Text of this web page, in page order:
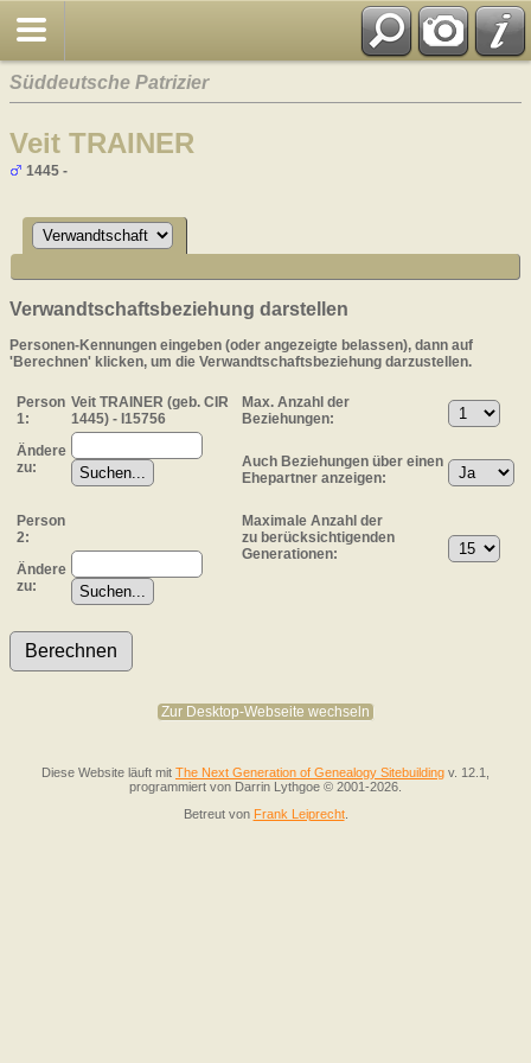
Süddeutsche Patrizier
Veit TRAINER
1445 -
Verwandtschaftsbeziehung darstellen
Personen-Kennungen eingeben (oder angezeigte belassen), dann auf
'Berechnen' klicken, um die Verwandtschaftsbeziehung darzustellen.
Person
1:
Veit TRAINER (geb. CIR
1445) - I15756
Ändere
zu:
Person
2:
Ändere
zu:
Max. Anzahl der
Beziehungen:
Auch Beziehungen über einen
Ehepartner anzeigen:
Maximale Anzahl der
zu berücksichtigenden
Generationen:
Zur Desktop-Webseite wechseln
Diese Website läuft mit The Next Generation of Genealogy Sitebuilding v. 12.1,
programmiert von Darrin Lythgoe © 2001-2026.
Betreut von Frank Leiprecht.